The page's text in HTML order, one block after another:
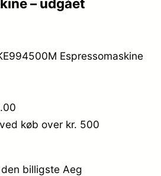
– udgået
Espressomaskine
køb over kr. 500
billigste Aeg